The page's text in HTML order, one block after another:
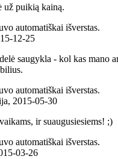
už puikią kainą.
automatiškai išverstas.
saugykla - kol kas mano
automatiškai išverstas.
, 2015‑05‑30
ir suaugusiesiems! ;)
automatiškai išverstas.